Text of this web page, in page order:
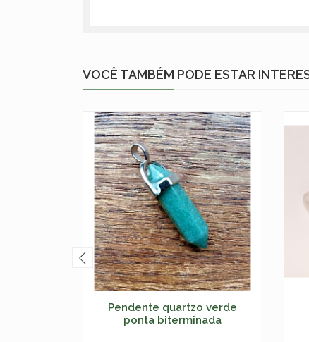
VOCÊ TAMBÉM PODE ESTAR
Pendente quartzo verde
ponta biterminada